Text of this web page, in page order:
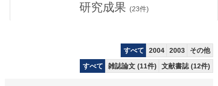
研究成果 (23件)
すべて 2004 2003
その他
すべて
雑誌論文 (11件) 文献書誌 (12件)